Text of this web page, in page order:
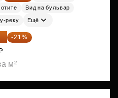
Вид на бульвар
реку Ещё
₽ -21%
м²